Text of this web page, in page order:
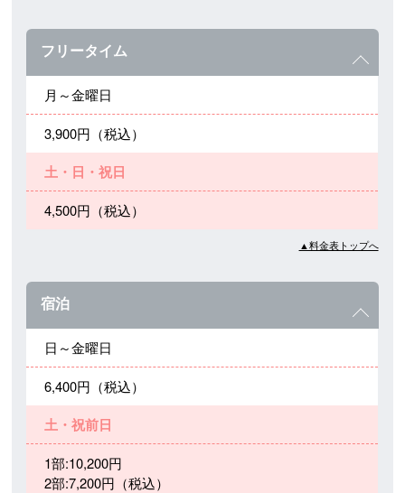
フリータイム
月～金曜日
3,900円（税込）
土・日・祝日
4,500円（税込）
▲料金表トップへ
宿泊
日～金曜日
6,400円（税込）
土・祝前日
1部:10,200円
2部:7,200円（税込）